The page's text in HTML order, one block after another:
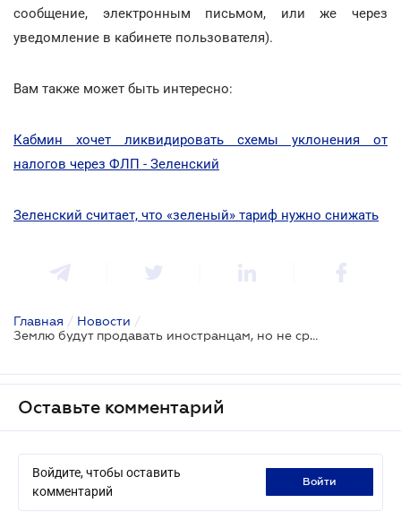
сообщение, электронным письмом, или же через
уведомление в кабинете пользователя).
Вам также может быть интересно:
Кабмин хочет ликвидировать схемы уклонения от
налогов через ФЛП - Зеленский
Зеленский считает, что «зеленый» тариф нужно снижать
Главная / Новости /
Землю будут продавать иностранцам, но не сразу
Оставьте комментарий
Войдите, чтобы оставить
комментарий
войти